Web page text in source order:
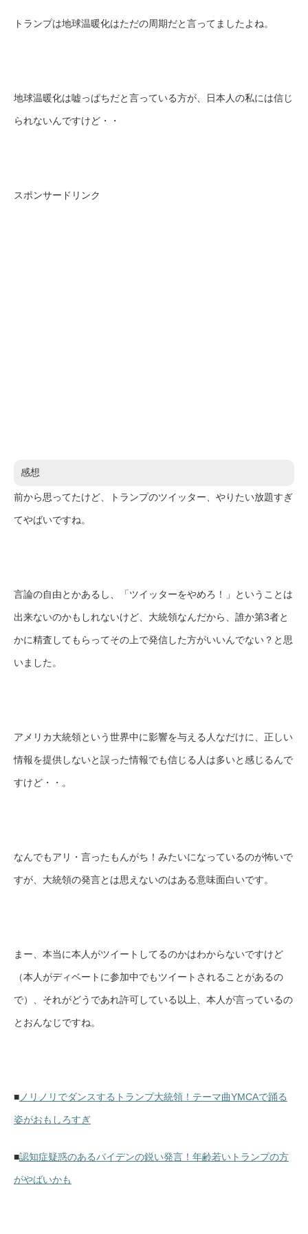
トランプは地球温暖化はただの周期だと言ってましたよね。
地球温暖化は嘘っぱちだと言っている方が、日本人の私には信じ
られないんですけど・・
スポンサードリンク
感想
前から思ってたけど、トランプのツイッター、やりたい放題すぎ
てやばいですね。
言論の自由とかあるし、「ツイッターをやめろ！」ということは
出来ないのかもしれないけど、大統領なんだから、誰か第3者と
かに精査してもらってその上で発信した方がいいんでない？と思
いました。
アメリカ大統領という世界中に影響を与える人なだけに、正しい
情報を提供しないと誤った情報でも信じる人は多いと感じるんで
すけど・・。
なんでもアリ・言ったもんがち！みたいになっているのが怖いで
すが、大統領の発言とは思えないのはある意味面白いです。
まー、本当に本人がツイートしてるのかはわからないですけど
（本人がディベートに参加中でもツイートされることがあるの
で）、それがどうであれ許可している以上、本人が言っているの
とおんなじですね。
■ノリノリでダンスするトランプ大統領！テーマ曲YMCAで踊る
姿がおもしろすぎ
■認知症疑惑のあるバイデンの鋭い発言！年齢若いトランプの方
がやばいかも